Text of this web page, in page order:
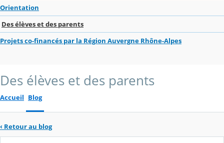
Orientation
Des élèves et des parents
Projets co-financés par la Région Auvergne Rhône-Alpes
Des élèves et des parents
Accueil Blog
‹ Retour au blog